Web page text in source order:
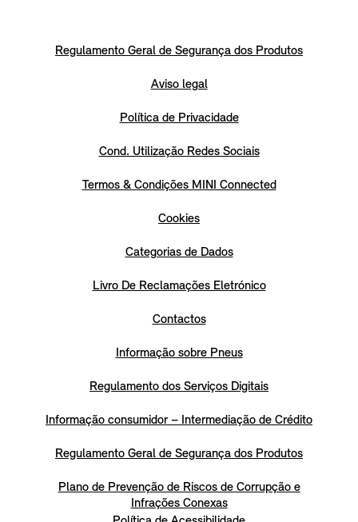
Regulamento Geral de Segurança dos Produtos
Aviso legal
Política de Privacidade
Cond. Utilização Redes Sociais
Termos & Condições MINI Connected
Cookies
Categorias de Dados
Livro De Reclamações Eletrónico
Contactos
Informação sobre Pneus
Regulamento dos Serviços Digitais
Informação consumidor – Intermediação de Crédito
Regulamento Geral de Segurança dos Produtos
Plano de Prevenção de Riscos de Corrupção e
Infrações Conexas